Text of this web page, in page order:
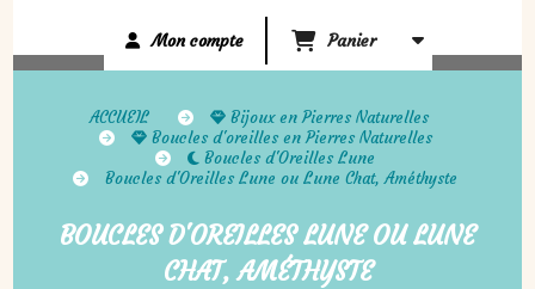
Mon compte Panier
ACCUEIL
Bijoux en Pierres Naturelles
Boucles d'oreilles en Pierres Naturelles
Boucles d'Oreilles Lune
Boucles d'Oreilles Lune ou Lune Chat, Améthyste
BOUCLES D'OREILLES LUNE OU LUNE
CHAT, AMÉTHYSTE